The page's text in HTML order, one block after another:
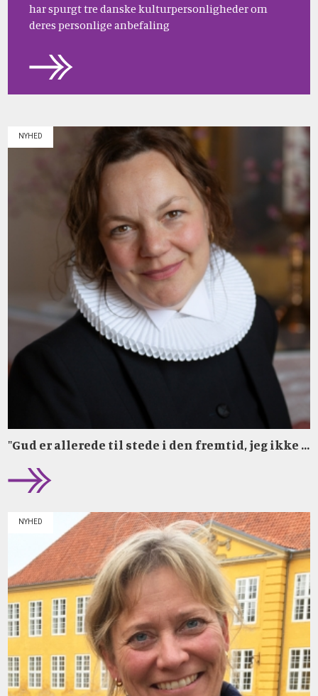
har spurgt tre danske kulturpersonligheder om
deres personlige anbefaling
NYHED
"Gud er allerede til stede i den fremtid, jeg ikke ...
NYHED